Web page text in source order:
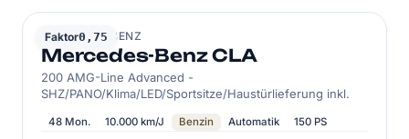
Faktor0,75
MERCEDES-BENZ
Mercedes-Benz CLA
200 AMG-Line Advanced -
SHZ/PANO/Klima/LED/Sportsitze/Haustürlieferung inkl.
48 Mon. 10.000 km/J Benzin Automatik 150 PS